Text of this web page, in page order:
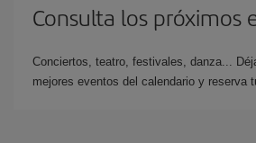
Consulta los próximos
Conciertos, teatro, festivales, danza...
mejores eventos del calendario y reserva